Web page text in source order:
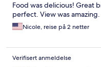
Food was delicious! Great
perfect. View was amazing.
Nicole, reise på 2 netter
Verifisert anmeldelse